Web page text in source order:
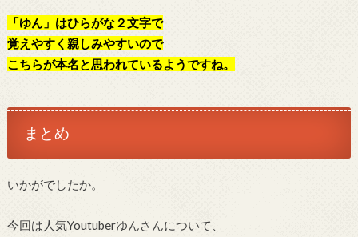
「ゆん」はひらがな２文字で
覚えやすく親しみやすいので
こちらが本名と思われているようですね。
まとめ
いかがでしたか。
今回は人気Youtuberゆんさんについて、